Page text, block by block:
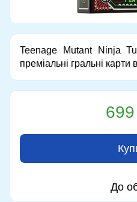
Teenage Mutant Ninja
преміальні гральні
699
До